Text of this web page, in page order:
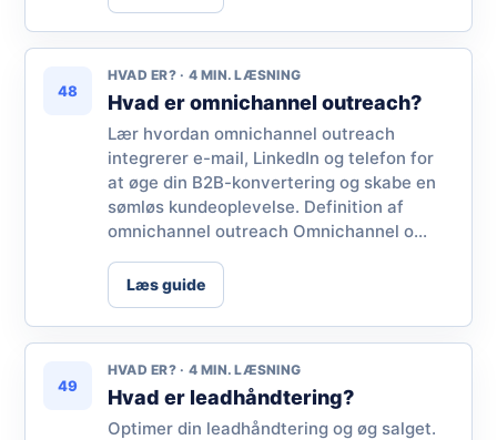
48
HVAD ER? · 4 MIN. LÆSNING
Hvad er omnichannel outreach?
Lær hvordan omnichannel outreach
integrerer e-mail, LinkedIn og telefon for
at øge din B2B-konvertering og skabe en
sømløs kundeoplevelse. Definition af
omnichannel outreach Omnichannel o...
Læs guide
49
HVAD ER? · 4 MIN. LÆSNING
Hvad er leadhåndtering?
Optimer din leadhåndtering og øg salget.
Chat med os
AI Campaign Assist Chat with us